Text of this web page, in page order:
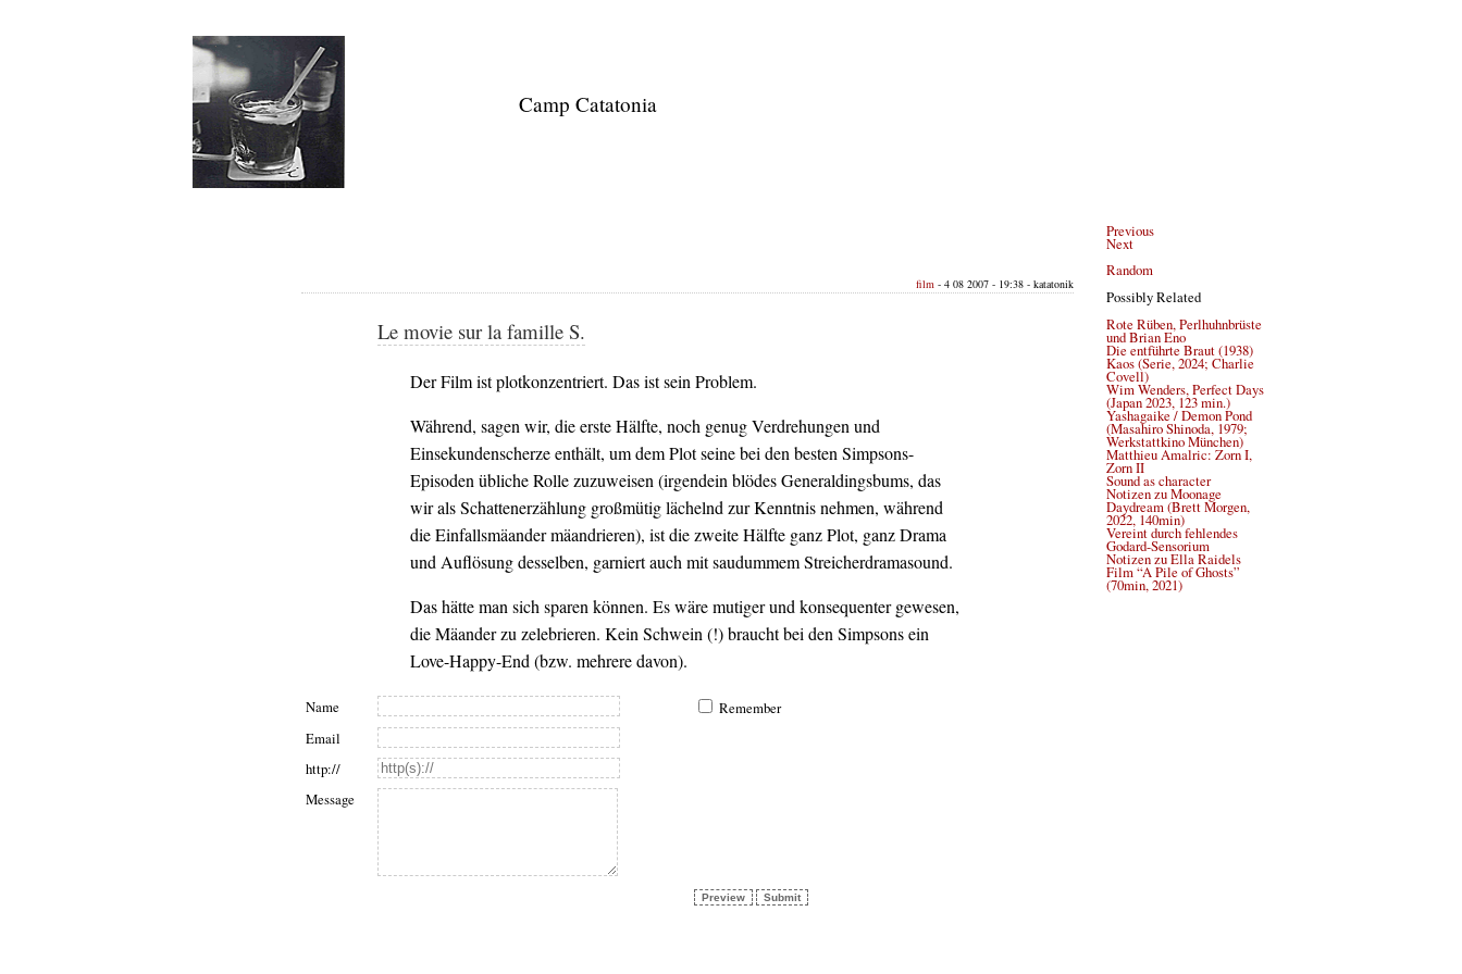
Camp Catatonia
Previous
Next
Random
Possibly Related
Rote Rüben, Perlhuhnbrüste
und Brian Eno
Die entführte Braut (1938)
Kaos (Serie, 2024; Charlie
Covell)
Wim Wenders, Perfect Days
(Japan 2023, 123 min.)
Yashagaike / Demon Pond
(Masahiro Shinoda, 1979;
Werkstattkino München)
Matthieu Amalric: Zorn I,
Zorn II
Sound as character
Notizen zu Moonage
Daydream (Brett Morgen,
2022, 140min)
Vereint durch fehlendes
Godard-Sensorium
Notizen zu Ella Raidels
Film “A Pile of Ghosts”
(70min, 2021)
film - 4 08 2007 - 19:38 - katatonik
Le movie sur la famille S.
Der Film ist plotkonzentriert. Das ist sein Problem.
Während, sagen wir, die erste Hälfte, noch genug Verdrehungen und
Einsekundenscherze enthält, um dem Plot seine bei den besten Simpsons-
Episoden übliche Rolle zuzuweisen (irgendein blödes Generaldingsbums, das
wir als Schattenerzählung großmütig lächelnd zur Kenntnis nehmen, während
die Einfallsmäander mäandrieren), ist die zweite Hälfte ganz Plot, ganz Drama
und Auflösung desselben, garniert auch mit saudummem Streicherdramasound.
Das hätte man sich sparen können. Es wäre mutiger und konsequenter gewesen,
die Mäander zu zelebrieren. Kein Schwein (!) braucht bei den Simpsons ein
Love-Happy-End (bzw. mehrere davon).
Name
Remember
Email
http://
Message